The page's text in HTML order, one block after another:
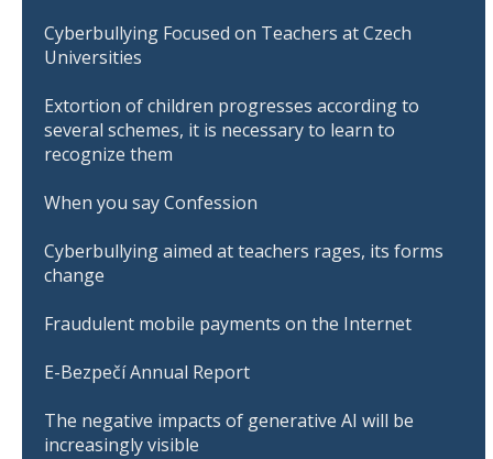
Cyberbullying Focused on Teachers at Czech
Universities
Extortion of children progresses according to
several schemes, it is necessary to learn to
recognize them
When you say Confession
Cyberbullying aimed at teachers rages, its forms
change
Fraudulent mobile payments on the Internet
E-Bezpečí Annual Report
The negative impacts of generative AI will be
increasingly visible